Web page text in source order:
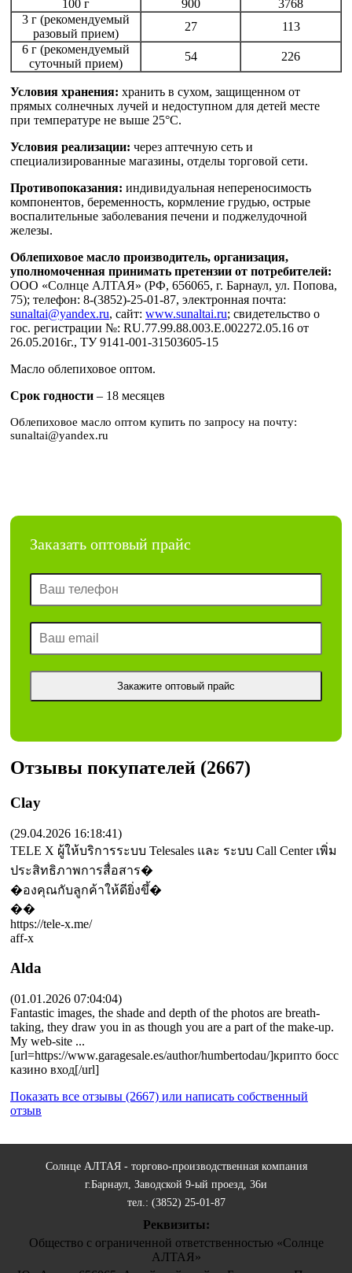
100 г
900
3768
3 г (рекомендуемый
разовый прием)
27
113
6 г (рекомендуемый
суточный прием)
54 226
Условия хранения: хранить в сухом, защищенном от
прямых солнечных лучей и недоступном для детей месте
при температуре не выше 25°С.
Условия реализации: через аптечную сеть и
специализированные магазины, отделы торговой сети.
Противопоказания: индивидуальная непереносимость
компонентов, беременность, кормление грудью, острые
воспалительные заболевания печени и поджелудочной
железы.
Облепиховое масло производитель, организация,
уполномоченная принимать претензии от потребителей:
ООО «Солнце АЛТАЯ» (РФ, 656065, г. Барнаул, ул. Попова,
75); телефон: 8-(3852)-25-01-87, электронная почта:
sunaltai@yandex.ru, сайт: www.sunaltai.ru; свидетельство о
гос. регистрации №: RU.77.99.88.003.E.002272.05.16 от
26.05.2016г., ТУ 9141-001-31503605-15
Масло облепиховое оптом.
Срок годности – 18 месяцев
Облепиховое масло оптом купить по запросу на почту:
sunaltai@yandex.ru
Заказать оптовый прайс
Отзывы покупателей (2667)
Clay
(29.04.2026 16:18:41)
TELE X ผู้ให้บริการระบบ Telesales และ ระบบ Call Center เพิ่ม
ประสิทธิภาพการสื่อสาร�
�องคุณกับลูกค้าให้ดียิ่งขึ้�
��
https://tele-x.me/
aff-x
Alda
(01.01.2026 07:04:04)
Fantastic images, the shade and depth of the photos are breath-
taking, they draw you in as though you are a part of the make-up.
My web-site ...
[url=https://www.garagesale.es/author/humbertodau/]крипто босс
казино вход[/url]
Показать все отзывы (2667) или написать собственный
отзыв
Солнце АЛТАЯ - торгово-производственная компания
г.Барнаул, Заводской 9-ый проезд, 36и
тел.: (3852) 25-01-87
Реквизиты:
Общество с ограниченной ответственностью «Солнце
АЛТАЯ»